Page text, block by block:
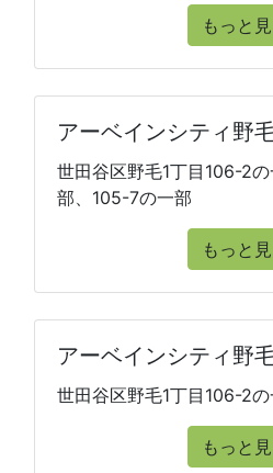
もっと
アーベインシティ野
世田谷区野毛1丁目106-2
部、105-7の一部
もっと
アーベインシティ野
世田谷区野毛1丁目106-2の
もっと